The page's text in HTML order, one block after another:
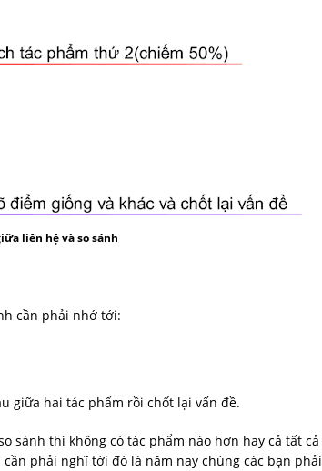
liên hệ và so sánh
cần phải nhớ tới:
giữa hai tác phẩm rồi chốt lại vấn đề.
sánh thì không có tác phẩm nào hơn hay cả tất cả
phải nghĩ tới đó là năm nay chúng các bạn phải